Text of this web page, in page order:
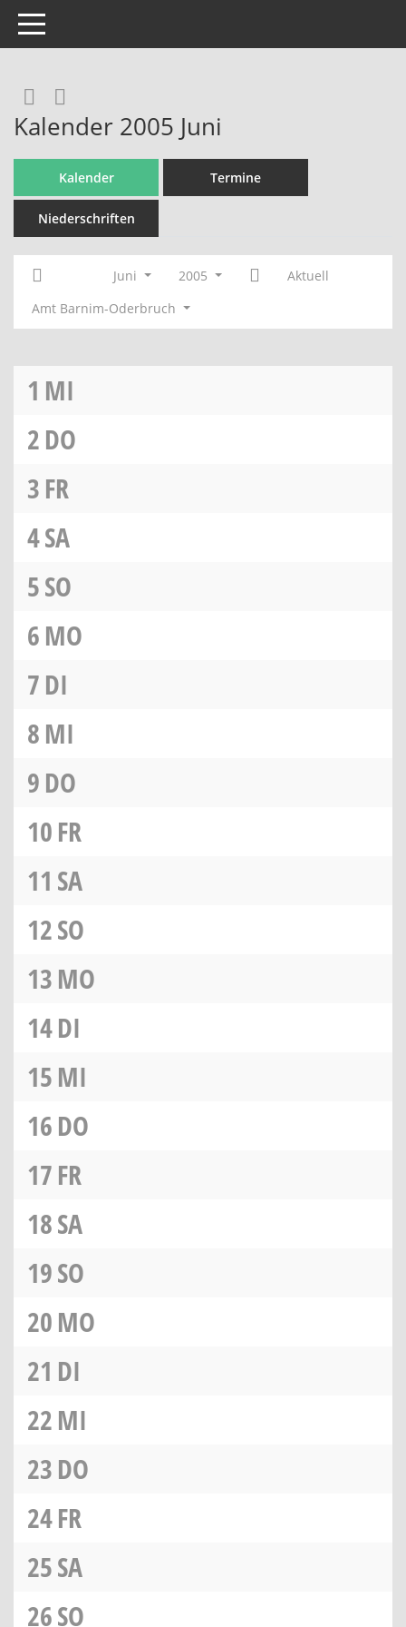
Toggle navigation
Rechercheauswahl
Kalender 2005 Juni
Kalender Termine
Niederschriften
Juni 2005
Aktuell
Amt Barnim-Oderbruch
1 MI
2DO
3FR
4SA
5SO
6MO
7DI
8MI
9DO
10FR
11 SA
12SO
13MO
14DI
15MI
16DO
17FR
18SA
19SO
20MO
21 DI
22MI
23DO
24FR
25SA
26SO